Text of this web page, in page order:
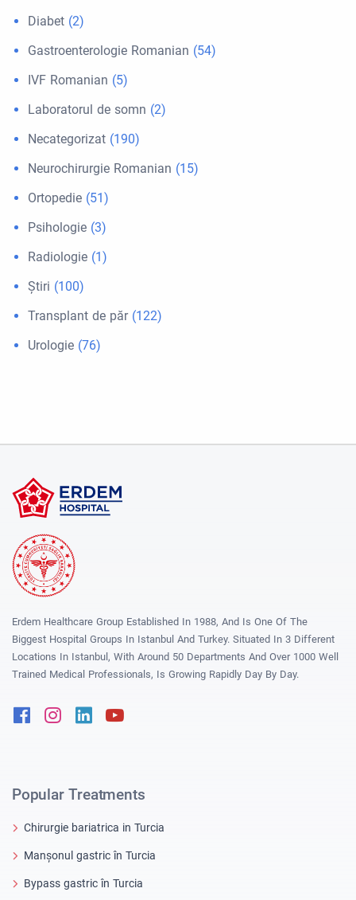
Diabet (2)
Gastroenterologie Romanian (54)
IVF Romanian (5)
Laboratorul de somn (2)
Necategorizat (190)
Neurochirurgie Romanian (15)
Ortopedie (51)
Psihologie (3)
Radiologie (1)
Ştiri (100)
Transplant de păr(122)
Urologie (76)
Erdem Healthcare Group Established In 1988, And Is One Of The
Biggest Hospital Groups In Istanbul And Turkey. Situated In 3 Different
Locations In Istanbul, With Around 50 Departments And Over 1000 Well
Trained Medical Professionals, Is Growing Rapidly Day By Day.
FacebookInstagram
Linkedin
Popular Treatments
Chirurgie bariatrica in Turcia
Manșonul gastric în Turcia
Bypass gastric în Turcia